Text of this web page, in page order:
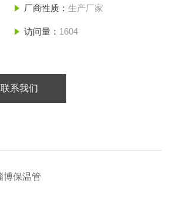
厂商性质： 生产厂家
访问量： 1604
联系我们
博保温管